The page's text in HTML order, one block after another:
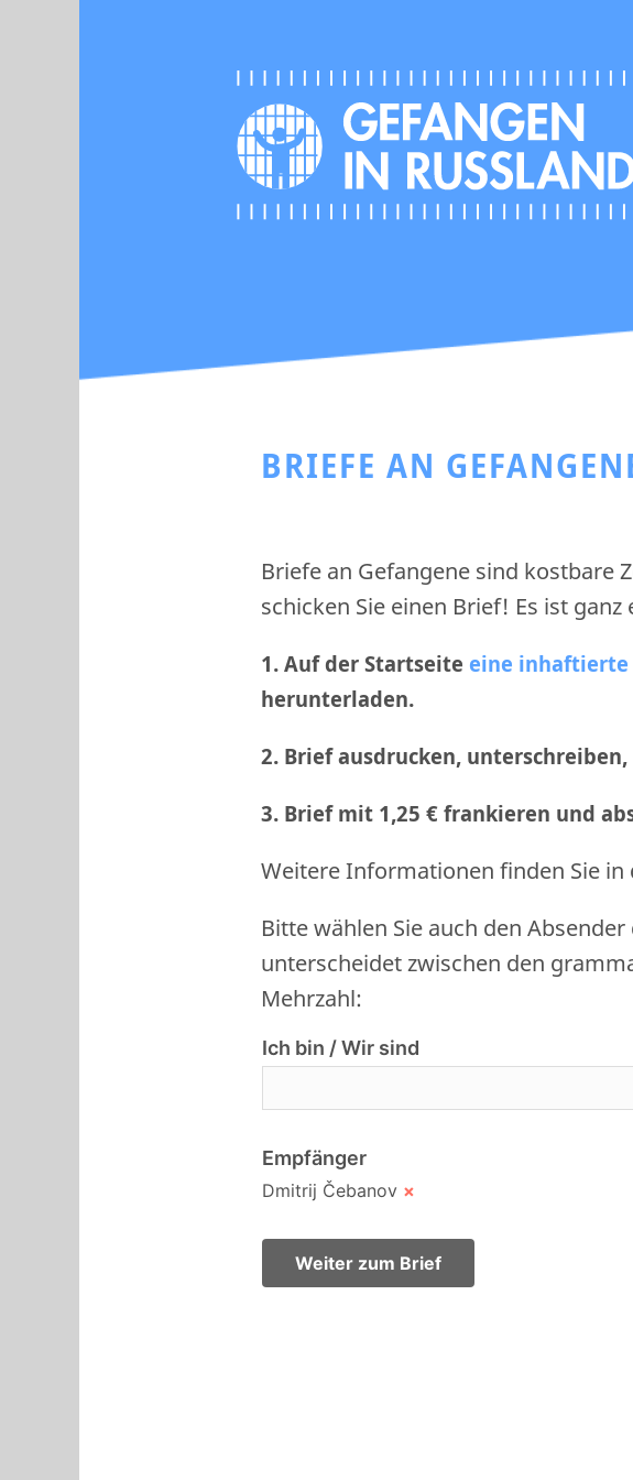
BRIEFE AN
Briefe an Gefangene sind kostbare
schicken Sie einen Brief! Es ist ganz
1. Auf der Startseite eine inhaftierte
herunterladen.
2. Brief ausdrucken,
3. Brief mit 1,25 € frankieren und
Weitere Informationen finden Sie in
Bitte wählen Sie auch den
unterscheidet zwischen den
Mehrzahl:
Ich bin / Wir sind
Empfänger
Dmitrij Čebanov ×
Weiter zum Brief